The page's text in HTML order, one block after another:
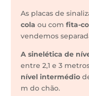
As placas de
cola ou comfita-
vendemos
A sinelética de
entre 2,1 e 3
nível intermédio
m do chão.